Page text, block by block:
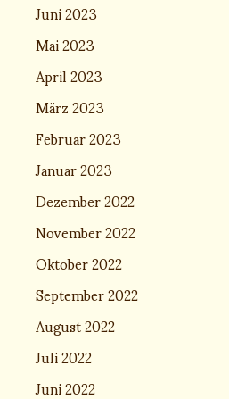
Juni 2023
Mai 2023
April 2023
März 2023
Februar 2023
Januar 2023
Dezember 2022
November 2022
Oktober 2022
September 2022
August 2022
Juli 2022
Juni 2022